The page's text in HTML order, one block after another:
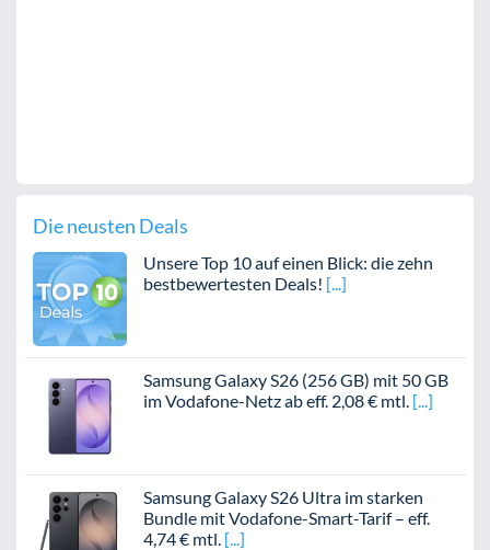
Die neusten Deals
Unsere Top 10 auf einen Blick: die zehn
bestbewertesten Deals!
Samsung Galaxy S26 (256 GB) mit 50 GB
im Vodafone-Netz ab eff. 2,08 € mtl.
Samsung Galaxy S26 Ultra im starken
Bundle mit Vodafone-Smart-Tarif – eff.
4,74 € mtl.